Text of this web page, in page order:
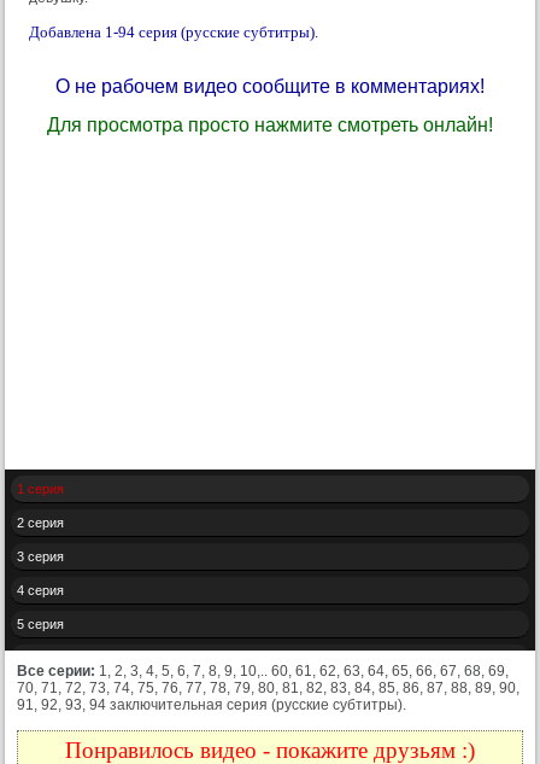
Добавлена 1-94 серия (русские субтитры).
О не рабочем видео сообщите в комментариях!
Для просмотра просто нажмите смотреть онлайн!
1 серия
2 серия
3 серия
4 серия
5 серия
7 серия
9 серия
Все серии: 1, 2, 3, 4, 5, 6, 7, 8, 9, 10,.. 60, 61, 62, 63, 64, 65, 66, 67, 68, 69,
70, 71, 72, 73, 74, 75, 76, 77, 78, 79, 80, 81, 82, 83, 84, 85, 86, 87, 88, 89, 90,
91, 92, 93, 94 заключительная серия (русские субтитры).
Понравилось видео - покажите друзьям :)